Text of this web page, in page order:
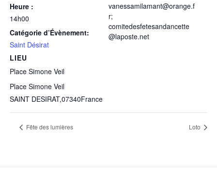
Heure :
14h00
Catégorie d’Évènement:
Saint Désirat
LIEU
Place Simone Veil
Place Simone Veil
SAINT DESIRAT,07340France
vanessamilamant@orange.f
r;
comitedesfetesandancette
@laposte.net
Fête des lumières Loto